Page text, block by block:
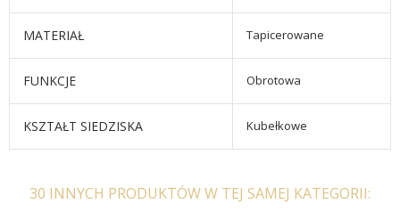
MATERIAŁ Tapicerowane
FUNKCJE Obrotowa
KSZTAŁT SIEDZISKA Kubełkowe
30 INNYCH PRODUKTÓW W TEJ SAMEJ KATEGORII: